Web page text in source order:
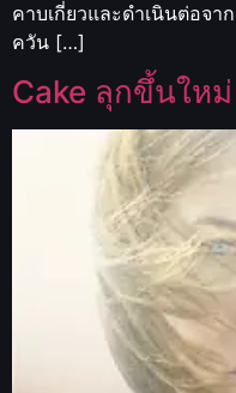
คาบเกี่ยวและดำเนินต่อจ
ควัน […]
Cake ลุกขึ้นให